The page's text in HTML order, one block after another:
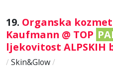
19. Organska
Kaufmann @ TOP
ljekovitost ALPSKIH
/ Skin&Glow/